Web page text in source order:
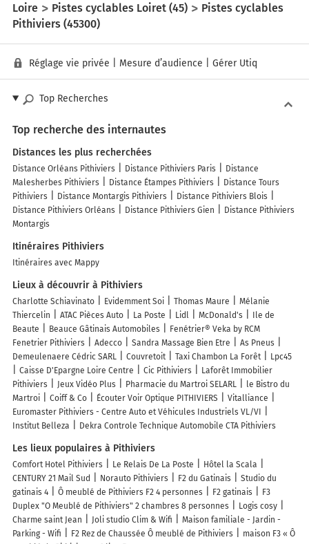
Loire
Pistes cyclables Loiret (45)
Pistes cyclables
Pithiviers (45300)
Réglage vie privée Mesure d’audience Gérer Utiq
Top Recherches
Top recherche des internautes
Distances les plus recherchées
Distance Orléans Pithiviers Distance Pithiviers Paris
Distance
Malesherbes Pithiviers
Distance Étampes Pithiviers
Distance Tours
Pithiviers
Distance Montargis Pithiviers
Distance Pithiviers Blois
Distance Pithiviers Orléans
Distance Pithiviers Gien
Distance Pithiviers
Montargis
Itinéraires Pithiviers
Itinéraires avec Mappy
Lieux à découvrir à Pithiviers
Charlotte Schiavinato Evidemment Soi Thomas Maure
Mélanie
Thiercelin
ATAC Pièces Auto La Poste Lidl McDonald's
Ile de
Beaute
Beauce Gâtinais Automobiles
Fenétrier® Veka by RCM
Fenetrier Pithiviers
Adecco Sandra Massage Bien Etre
As Pneus
Demeulenaere Cédric SARL
Couvretoit Taxi Chambon La Forêt
Lpc45
Caisse D'Epargne Loire Centre
Cic Pithiviers
Laforêt Immobilier
Pithiviers
Jeux Vidéo Plus Pharmacie du Martroi SELARL
le Bistro du
Martroi
Coiff & Co Écouter Voir Optique PITHIVIERS
Vitalliance
Euromaster Pithiviers - Centre Auto et Véhicules Industriels VL/VI
Institut Belleza
Dekra Controle Technique Automobile CTA Pithiviers
Les lieux populaires à Pithiviers
Comfort Hotel Pithiviers Le Relais De La Poste
Hôtel la Scala
CENTURY 21 Mail Sud
Norauto Pithiviers F2 du Gatinais
Studio du
gatinais 4
Ô meublé de Pithiviers F2 4 personnes F2 gatinais
F3
Duplex "O Meublé de Pithiviers" 2 chambres 8 personnes
Logis cosy
Charme saint Jean
Joli studio Clim & Wifi
Maison familiale - Jardin -
Parking - Wifi
F2 Rez de Chaussée Ô meublé de Pithiviers
maison F3 « Ô